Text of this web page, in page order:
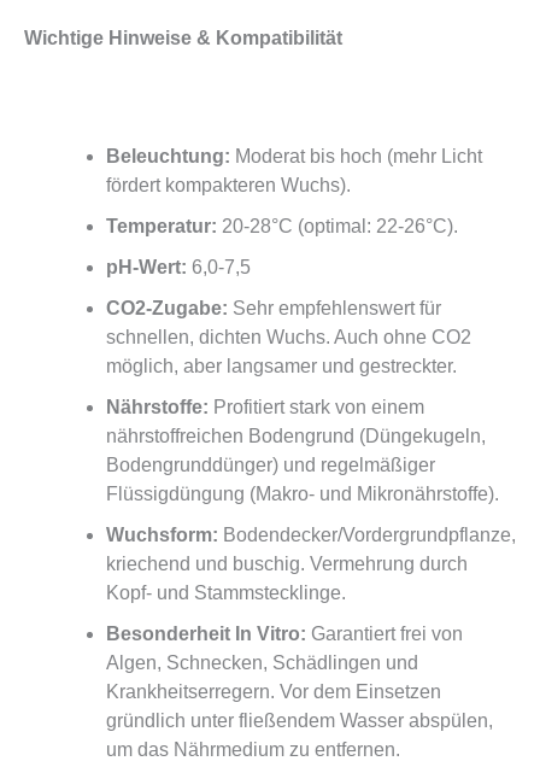
Wichtige Hinweise & Kompatibilität
Beleuchtung: Moderat bis hoch (mehr Licht
fördert kompakteren Wuchs).
Temperatur: 20-28°C (optimal: 22-26°C).
pH-Wert: 6,0-7,5
CO2-Zugabe: Sehr empfehlenswert für
schnellen, dichten Wuchs. Auch ohne CO2
möglich, aber langsamer und gestreckter.
Nährstoffe: Profitiert stark von einem
nährstoffreichen Bodengrund (Düngekugeln,
Bodengrunddünger) und regelmäßiger
Flüssigdüngung (Makro- und Mikronährstoffe).
Wuchsform: Bodendecker/Vordergrundpflanze,
kriechend und buschig. Vermehrung durch
Kopf- und Stammstecklinge.
Besonderheit In Vitro: Garantiert frei von
Algen, Schnecken, Schädlingen und
Krankheitserregern. Vor dem Einsetzen
gründlich unter fließendem Wasser abspülen,
um das Nährmedium zu entfernen.